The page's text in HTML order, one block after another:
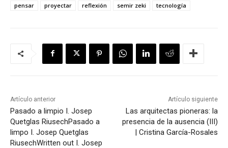
pensar
proyectar reflexión semir zeki tecnología
Artículo anterior
Pasado a limpio I. Josep
Quetglas RiusechPasado a
limpo I. Josep Quetglas
RiusechWritten out I. Josep
Artículo siguiente
Las arquitectas pioneras: la
presencia de la ausencia (III)
| Cristina García-Rosales